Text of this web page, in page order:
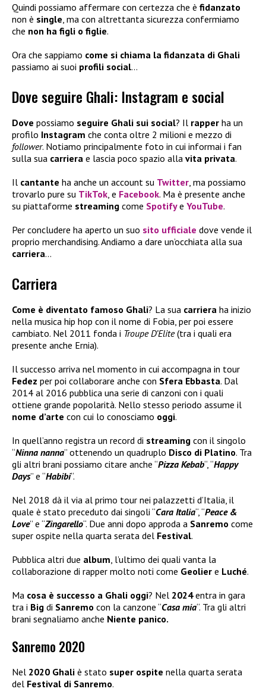
Quindi possiamo affermare con certezza che è fidanzato
non è single , ma con altrettanta sicurezza confermiamo
che non ha figli o figlie.
Ora che sappiamo come si chiama la fidanzata di Ghali
passiamo ai suoi profili social…
Dove seguire Ghali: Instagram e social
Dove possiamo seguire Ghali sui social? Il rapper ha un
profilo Instagram che conta oltre 2 milioni e mezzo di
follower. Notiamo principalmente foto in cui informai i fan
sulla sua carriera e lascia poco spazio alla vita privata.
Il cantante ha anche un account su Twitter , ma possiamo
trovarlo pure su TikTok , e Facebook. Ma è presente anche
su piattaforme streaming come Spotifye YouTube.
Per concludere ha aperto un suo sito ufficiale dove vende il
proprio merchandising. Andiamo a dare un’occhiata alla sua
carriera…
Carriera
Come è diventato famoso Ghali? La sua carriera ha inizio
nella musica hip hop con il nome di Fobia, per poi essere
cambiato. Nel 2011 fonda i Troupe D’Elite(tra i quali era
presente anche Ernia).
Il successo arriva nel momento in cui accompagna in tour
Fedez per poi collaborare anche con Sfera Ebbasta. Dal
2014 al 2016 pubblica una serie di canzoni con i quali
ottiene grande popolarità. Nello stesso periodo assume il
nome d’arte con cui lo conosciamo oggi.
In quell’anno registra un record di streaming con il singolo
“Ninna nanna” ottenendo un quadruplo Disco di Platino. Tra
gli altri brani possiamo citare anche “Pizza Kebab“, “Happy
Days” e “Habibi“.
Nel 2018 dà il via al primo tour nei palazzetti d’Italia, il
quale è stato preceduto dai singoli “Cara Italia“, “Peace &
Love” e “Zingarello“. Due anni dopo approda a Sanremo come
super ospite nella quarta serata del Festival.
Pubblica altri due album, l’ultimo dei quali vanta la
collaborazione di rapper molto noti come Geolier e Luché.
Ma cosa è successo a Ghali oggi? Nel 2024entra in gara
tra i Big di Sanremo con la canzone “Casa mia“. Tra gli altri
brani segnaliamo anche Niente panico.
Sanremo 2020
Nel 2020 Ghali è stato super ospite nella quarta serata
del Festival di Sanremo.